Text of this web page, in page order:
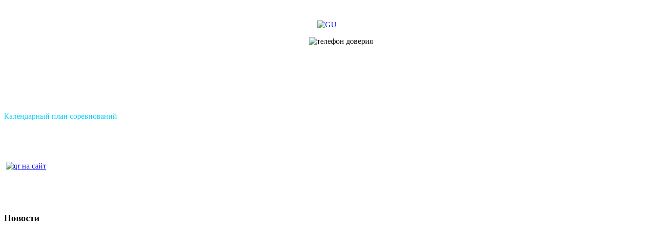
Календарный план соревнований
Новости